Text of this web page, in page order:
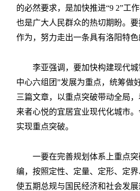
的必然要求，是加快推进“9 2”工
也是广大人民群众的热切期盼。
作为，努力走出一条具有洛阳特色
李亚强调，要加快构建现代
中心六组团”发展为重点，统筹做
三篇文章，以重点突破带动全局，
来者心悦的宜居宜业现代化城市
实现重点突破。
一要在完善规划体系上重点
编，按照定性、定量、定形、定界
使五期总规与国民经济和社会发